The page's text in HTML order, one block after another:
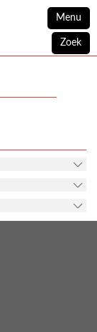
Menu
Zoek